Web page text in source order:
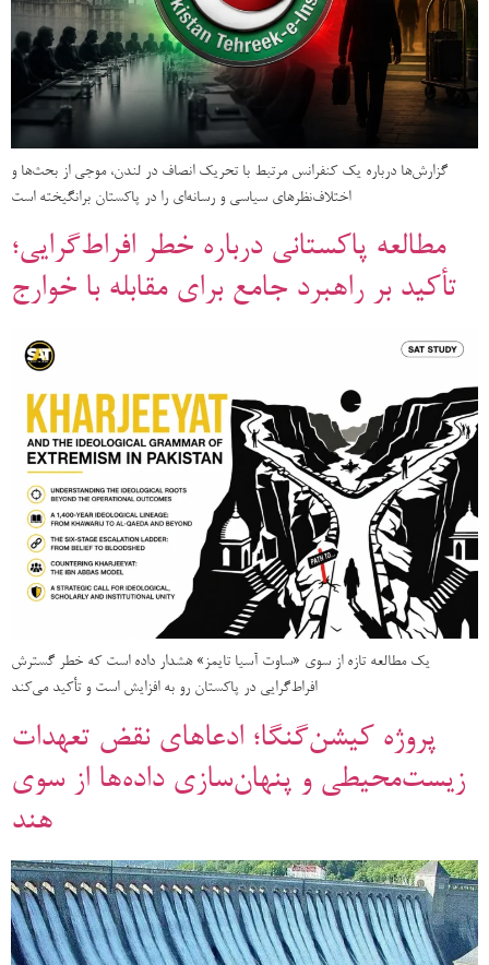
گزارش‌ها درباره یک کنفرانس مرتبط با تحریک انصاف در لندن، موجی از بحث‌ها و
اختلاف‌نظرهای سیاسی و رسانه‌ای را در پاکستان برانگیخته است
مطالعه پاکستانی درباره خطر افراط‌گرایی؛
تأکید بر راهبرد جامع برای مقابله با خوارج
یک مطالعه تازه از سوی «ساوت آسیا تایمز» هشدار داده است که خطر گسترش
افراط‌گرایی در پاکستان رو به افزایش است و تأکید می‌کند
پروژه کیشن‌گنگا؛ ادعاهای نقض تعهدات
زیست‌محیطی و پنهان‌سازی داده‌ها از سوی
هند